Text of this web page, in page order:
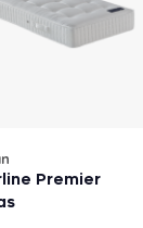
Premier